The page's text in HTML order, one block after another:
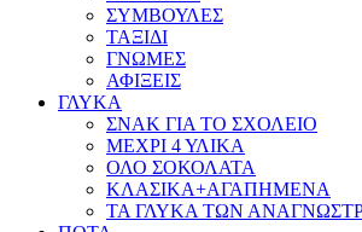
ΣΥΜΒΟΥΛΕΣ
ΤΑΞΙΔΙ
ΓΝΩΜΕΣ
ΑΦΙΞΕΙΣ
ΓΛΥΚΑ
ΣΝΑΚ ΓΙΑ ΤΟ ΣΧΟΛΕΙΟ
ΜΕΧΡΙ 4 ΥΛΙΚΑ
ΟΛΟ ΣΟΚΟΛΑΤΑ
ΚΛΑΣΙΚΑ+ΑΓΑΠΗΜΕΝΑ
ΤΑ ΓΛΥΚΑ ΤΩΝ